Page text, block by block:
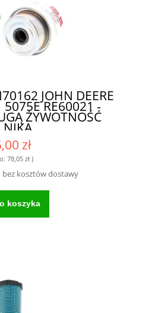
JOHN DEERE
RE60021 -
ŻYWOTNOŚĆ
zł
78,05 zł)
bez kosztów dostawy
koszyka